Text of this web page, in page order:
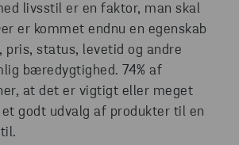
livsstil er en faktor, man skal
er kommet endnu en egenskab
pris, status, levetid og andre
bæredygtighed. 74% af
at det er vigtigt eller meget
godt udvalg af produkter til en